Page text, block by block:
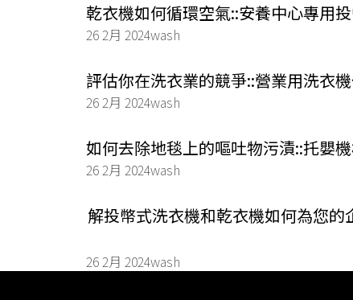
乾衣機如何循環空氣::安養中心專用
26 2月 2024wash
評估你在洗衣業的競爭::營業用洗衣
26 2月 2024wash
如何去除地毯上的嘔吐物污漬::托嬰
26 2月 2024wash
解投幣式洗衣機和乾衣機如何為您
26 2月 2024wash